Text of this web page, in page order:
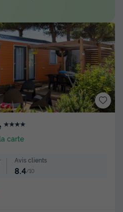
★★★★
carte
Avis clients
8.4/10